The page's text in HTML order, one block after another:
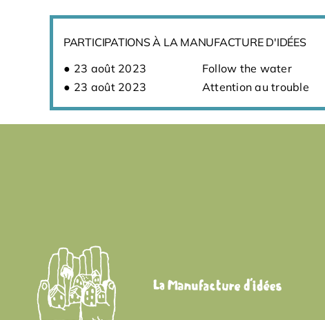
PARTICIPATIONS À LA MANUFACTURE D'IDÉES
23 août 2023
Follow the water
23 août 2023
Attention au trouble